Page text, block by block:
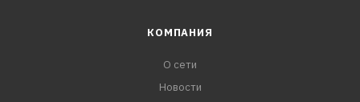
КОМПАНИЯ
О сети
Новости